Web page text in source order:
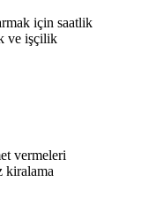
için saatlik
ve işçilik
vermeleri
kiralama